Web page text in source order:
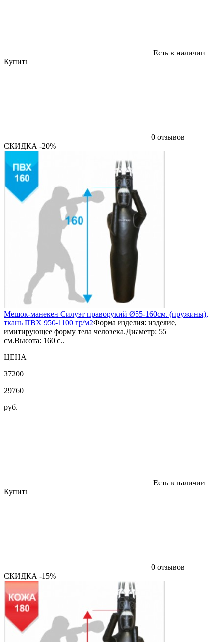
Есть в наличии
Купить
0 отзывов
СКИДКА -20%
Мешок-манекен Силуэт праворукий Ø55-160см. (пружины),
ткань ПВХ 950-1100 гр/м2Форма изделия: изделие,
имитирующее форму тела человека.Диаметр: 55
см.Высота: 160 с..
ЦЕНА
37200
29760
руб.
Есть в наличии
Купить
0 отзывов
СКИДКА -15%